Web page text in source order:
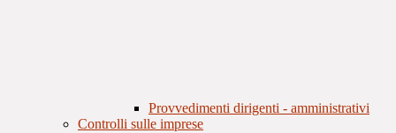
Provvedimenti dirigenti - amministrativi
Controlli sulle imprese